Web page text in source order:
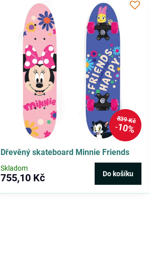
839 Kč
10%
Dřevěný skateboard Minnie Friends
Skladom
755,10 Kč Do košíku